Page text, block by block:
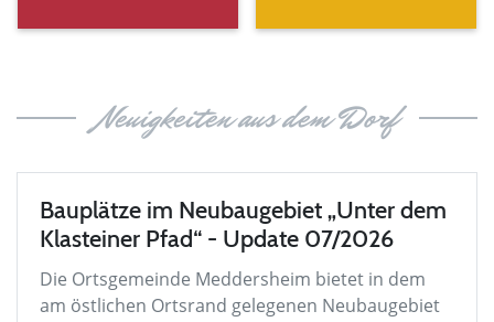
Neuigkeiten aus dem Dorf
Bauplätze im Neubaugebiet „Unter dem
Klasteiner Pfad“ - Update 07/2026
Die Ortsgemeinde Meddersheim bietet in dem
am östlichen Ortsrand gelegenen Neubaugebiet